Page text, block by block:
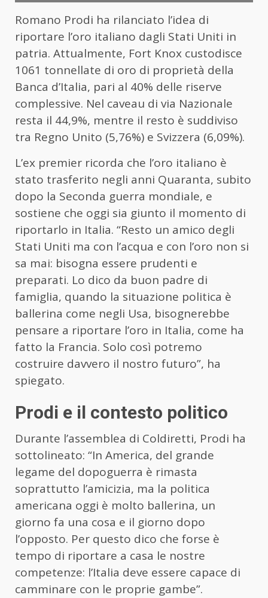
Romano Prodi ha rilanciato l’idea di
riportare l’oro italiano dagli Stati Uniti in
patria. Attualmente, Fort Knox custodisce
1061 tonnellate di oro di proprietà della
Banca d’Italia, pari al 40% delle riserve
complessive. Nel caveau di via Nazionale
resta il 44,9%, mentre il resto è suddiviso
tra Regno Unito (5,76%) e Svizzera (6,09%).
L’ex premier ricorda che l’oro italiano è
stato trasferito negli anni Quaranta, subito
dopo la Seconda guerra mondiale, e
sostiene che oggi sia giunto il momento di
riportarlo in Italia. “Resto un amico degli
Stati Uniti ma con l’acqua e con l’oro non si
sa mai: bisogna essere prudenti e
preparati. Lo dico da buon padre di
famiglia, quando la situazione politica è
ballerina come negli Usa, bisognerebbe
pensare a riportare l’oro in Italia, come ha
fatto la Francia. Solo così potremo
costruire davvero il nostro futuro”, ha
spiegato.
Prodi e il contesto politico
Durante l’assemblea di Coldiretti, Prodi ha
sottolineato: “In America, del grande
legame del dopoguerra è rimasta
soprattutto l’amicizia, ma la politica
americana oggi è molto ballerina, un
giorno fa una cosa e il giorno dopo
l’opposto. Per questo dico che forse è
tempo di riportare a casa le nostre
competenze: l’Italia deve essere capace di
camminare con le proprie gambe”.